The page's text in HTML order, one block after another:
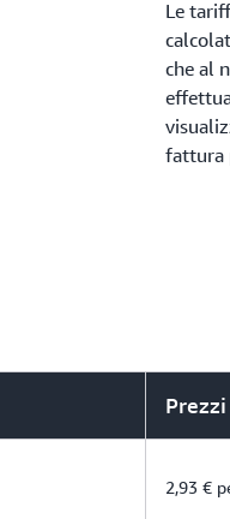
Le
che al
fattura
Prezzi
2,93 €